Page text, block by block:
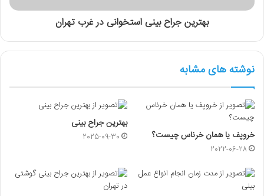
بهترین جراح بینی استخوانی در غرب تهران
نوشته های مشابه
خروپف یا همان خرناس چیست؟
2022-06-28
بهترین جراح بینی
2025-09-30